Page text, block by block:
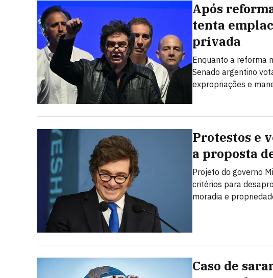
Após
tenta
privada
Enquanto a reforma
Senado argentino
expropriações e
Protestos e
a proposta
Projeto do governo
critérios para
moradia e
Caso de